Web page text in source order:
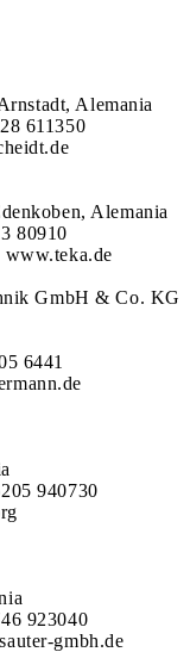
Alemania
611350
Alemania
80910
www.teka.de
GmbH & Co. KG
6441
940730
923040
gmbh.de